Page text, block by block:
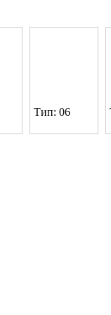
Тип: 06